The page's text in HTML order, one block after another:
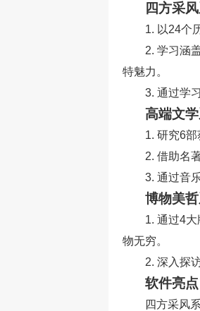
四方采
1. 以24个
2. 学习涵
特魅力。
3. 通过学
高端文
1. 研究6
2. 借助名
3. 通过音
博物美
1. 通过4
物无穷。
2. 深入探
软件亮点
四方采风